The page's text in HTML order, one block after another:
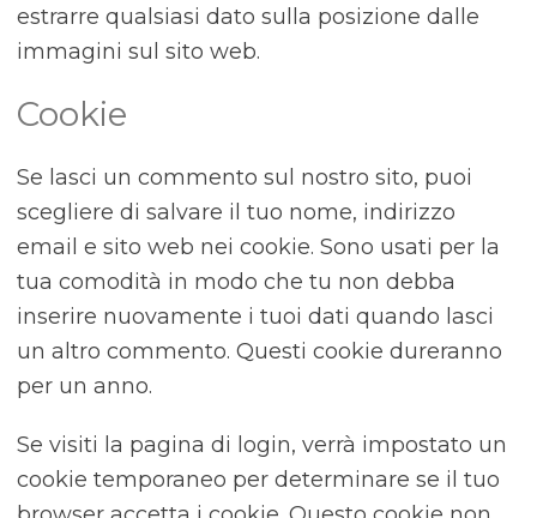
estrarre qualsiasi dato sulla posizione dalle
immagini sul sito web.
Cookie
Se lasci un commento sul nostro sito, puoi
scegliere di salvare il tuo nome, indirizzo
email e sito web nei cookie. Sono usati per la
tua comodità in modo che tu non debba
inserire nuovamente i tuoi dati quando lasci
un altro commento. Questi cookie dureranno
per un anno.
Se visiti la pagina di login, verrà impostato un
cookie temporaneo per determinare se il tuo